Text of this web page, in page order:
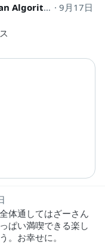
HystericBeauty is always an Algorithmic ban.
9月17日
体通してはざーさん
ぱい満喫できる楽し
。お幸せに。